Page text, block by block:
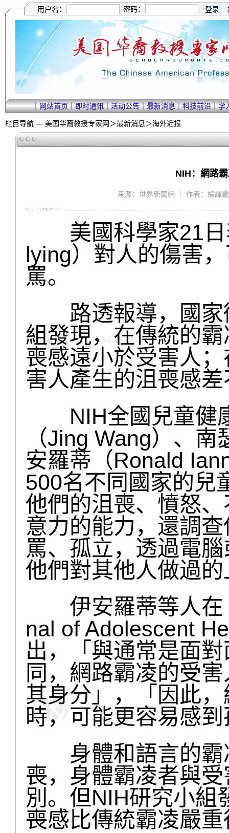
用户名： 密码：
｜网站首页｜即时通讯｜活动公告｜最新消息｜科技前沿｜学
栏目导航 — 美国华裔教授专家网＞最新消息＞海外近报
NIH：網路
来源：世界新聞網 ｜ 作者：編譯
美國科學家21日
lying）對人的傷害
罵。
路透報導，國家
組發現，在傳統的
喪感遠小於受害人
害人產生的沮喪感
NIH全國兒童健
（Jing Wang）、
安羅蒂（Ronald
500名不同國家的兒
他們的沮喪、憤怒
意力的能力，還調
罵、孤立，透過電
他們對其他人做過
伊安羅蒂等人在
nal of Adolescent
出，「與通常是面
同，網路霸凌的受
其身分」，「因此
時，可能更容易感
身體和語言的霸
喪，身體霸凌者與
別。但NIH研究小組
喪感比傳統霸凌嚴